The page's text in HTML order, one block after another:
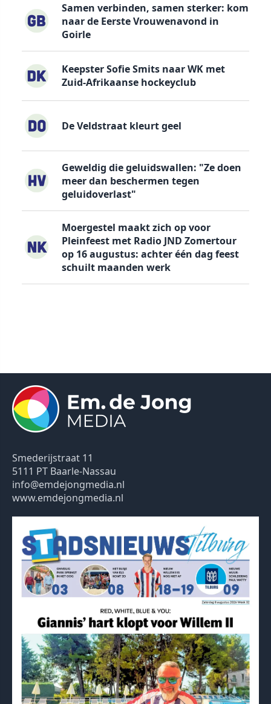
Samen verbinden, samen sterker: kom
naar de Eerste Vrouwenavond in
Goirle
Keepster Sofie Smits naar WK met
Zuid-Afrikaanse hockeyclub
De Veldstraat kleurt geel
Geweldig die geluidswallen: "Ze doen
meer dan beschermen tegen
geluidoverlast"
Moergestel maakt zich op voor
Pleinfeest met Radio JND Zomertour
op 16 augustus: achter één dag feest
schuilt maanden werk
Smederijstraat 11
5111 PT Baarle-Nassau
info@emdejongmedia.nl
www.emdejongmedia.nl